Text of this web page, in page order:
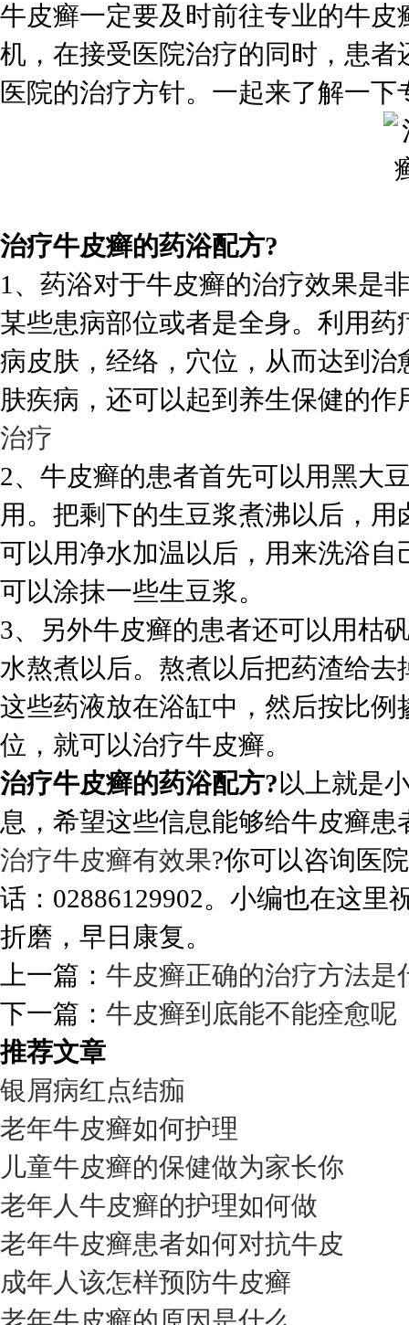
牛皮癣一定要及时前往专业的牛
机，在接受医院治疗的同时，患
医院的治疗方针。一起来了解一
治疗牛皮癣的药浴配方?
1、药浴对于牛皮癣的治疗效果是
某些患病部位或者是全身。利用
病皮肤，经络，穴位，从而达到
肤疾病，还可以起到养生保健的
治疗
2、牛皮癣的患者首先可以用黑大
用。把剩下的生豆浆煮沸以后，
可以用净水加温以后，用来洗浴
可以涂抹一些生豆浆。
3、另外牛皮癣的患者还可以用枯
水熬煮以后。熬煮以后把药渣给
这些药液放在浴缸中，然后按比
位，就可以治疗牛皮癣。
治疗牛皮癣的药浴配方? 以上就是
息，希望这些信息能够给牛皮癣
治疗牛皮癣有效果?你可以咨询医
话：02886129902。小编也在这
折磨，早日康复。
上一篇： 牛皮癣正确的治疗方法是
下一篇： 牛皮癣到底能不能痊愈呢
推荐文章
银屑病红点结痂
老年牛皮癣如何护理
儿童牛皮癣的保健做为家长你
老年人牛皮癣的护理如何做
老年牛皮癣患者如何对抗牛皮
成年人该怎样预防牛皮癣